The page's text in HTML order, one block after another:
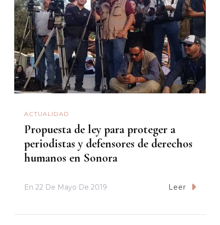
ACTUALIDAD
Propuesta de ley para proteger a
periodistas y defensores de derechos
humanos en Sonora
En 22 De Mayo De 2019 Leer